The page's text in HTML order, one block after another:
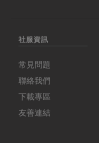
社服資訊
常見問題
聯絡我們
下載專區
友善連結